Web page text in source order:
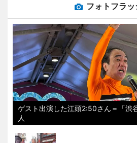
フォトフラッ
ゲスト出演した江頭2:50さん＝「渋
人